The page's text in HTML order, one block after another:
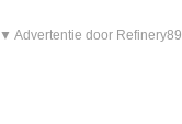
▼ Advertentie door Refinery89